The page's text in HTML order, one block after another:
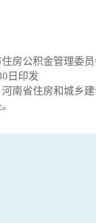
房公积金管理委
日印发
南省住房和城乡